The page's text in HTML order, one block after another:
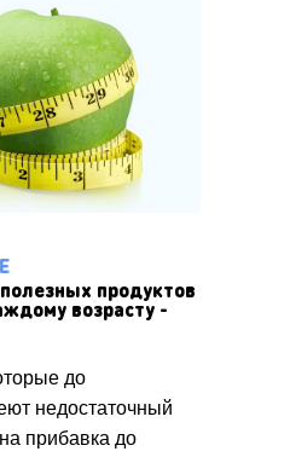
продуктов
возрасту -
до
недостаточный
прибавка до